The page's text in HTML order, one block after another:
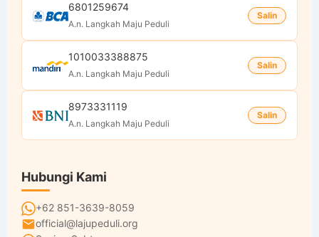
6801259674
A.n. Langkah Maju Peduli
Salin
1010033388875
A.n. Langkah Maju Peduli
Salin
8973331119
A.n. Langkah Maju Peduli
Salin
Hubungi Kami
+62 851-3639-8059
official@lajupeduli.org